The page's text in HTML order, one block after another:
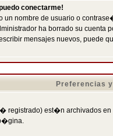
conectarme!
un nombre de usuario o
ha borrado su
mensajes nuevos, puede
Preferencias
registrado) est�n archivados